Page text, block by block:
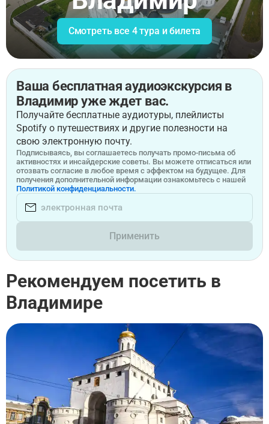
Смотреть все 4 тура и билета
Ваша бесплатная аудиоэкскурсия в
Владимир уже ждет вас.
Получайте бесплатные аудиотуры, плейлисты
Spotify о путешествиях и другие полезности на
свою электронную почту.
Подписываясь, вы соглашаетесь получать промо-письма об
активностях и инсайдерские советы. Вы можете отписаться или
отозвать согласие в любое время с эффектом на будущее. Для
получения дополнительной информации ознакомьтесь с нашей
Политикой конфиденциальности.
Применить
Рекомендуем посетить в
Владимире